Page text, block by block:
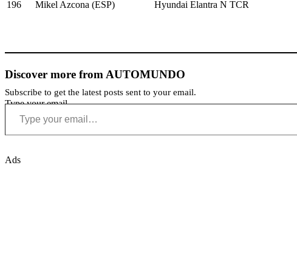
196
Mikel Azcona (ESP) Hyundai Elantra N TCR
Discover more from AUTOMUNDO
Subscribe to get the latest posts sent to your email.
Type your email…
Ads